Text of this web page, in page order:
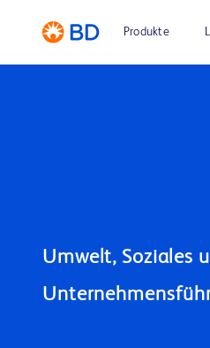
Produkte
Umwelt, Soziales